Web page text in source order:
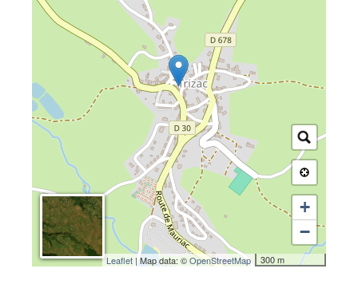
+
−
300 m
Leaflet| Map data: ©OpenStreetMap